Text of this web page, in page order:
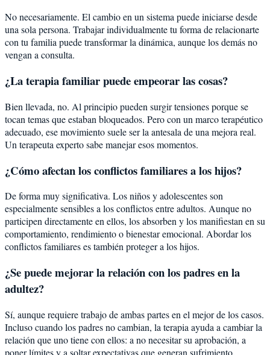
No necesariamente. El cambio en un sistema puede iniciarse desde
una sola persona. Trabajar individualmente tu forma de relacionarte
con tu familia puede transformar la dinámica, aunque los demás no
vengan a consulta.
¿La terapia familiar puede empeorar las cosas?
Bien llevada, no. Al principio pueden surgir tensiones porque se
tocan temas que estaban bloqueados. Pero con un marco terapéutico
adecuado, ese movimiento suele ser la antesala de una mejora real.
Un terapeuta experto sabe manejar esos momentos.
¿Cómo afectan los conflictos familiares a los hijos?
De forma muy significativa. Los niños y adolescentes son
especialmente sensibles a los conflictos entre adultos. Aunque no
participen directamente en ellos, los absorben y los manifiestan en su
comportamiento, rendimiento o bienestar emocional. Abordar los
conflictos familiares es también proteger a los hijos.
¿Se puede mejorar la relación con los padres en la
adultez?
Sí, aunque requiere trabajo de ambas partes en el mejor de los casos.
Incluso cuando los padres no cambian, la terapia ayuda a cambiar la
relación que uno tiene con ellos: a no necesitar su aprobación, a
poner límites y a soltar expectativas que generan sufrimiento.